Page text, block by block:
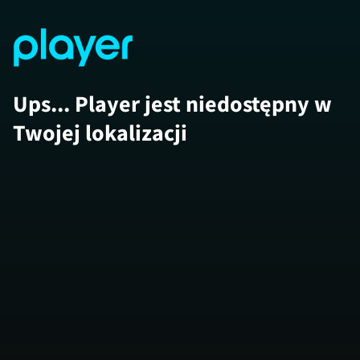
Ups... Player jest niedostępny w
Twojej lokalizacji